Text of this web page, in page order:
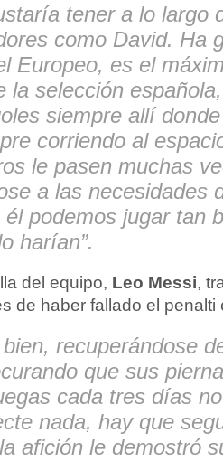
tener a lo largo
como David. Ha
Europeo, es el
la selección
siempre allí
corriendo al
le pasen muchas
a las necesidades
podemos jugar tan
harían”.
del equipo, Leo Messi,
de haber fallado el
bien, recuperándose
que sus
cada tres días
nada, hay que
afición le demostró